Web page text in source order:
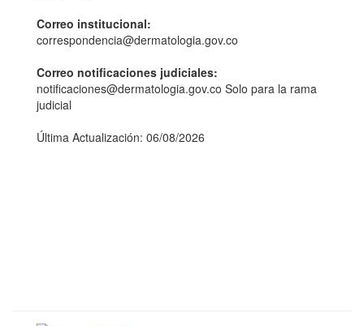
Correo institucional:
correspondencia@dermatologia.gov.co
Correo notificaciones judiciales:
notificaciones@dermatologia.gov.co Solo para la rama
judicial
Última Actualización: 06/08/2026